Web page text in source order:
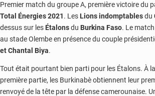
Premier match du groupe A, première victoire du
Total Énergies 2021. Les Lions indomptablesdu
dessus sur les Étalonsdu Burkina Faso. Le match
au stade Olembe en présence du couple
et Chantal Biya.
Tout était pourtant bien parti pour les Étalons. À
première partie, les Burkinabè obtiennent leur
renvoyé de la tête par la défense camerounaise.